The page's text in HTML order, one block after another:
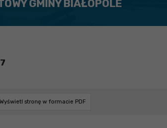
GMINY BIAŁOPOLE
Wyświetl stronę w formacie PDF